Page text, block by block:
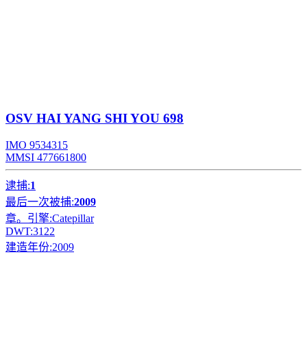
OSV HAI YANG SHI YOU 698
IMO 9534315
MMSI 477661800
逮捕:1
最后一次被捕:2009
章。引擎:Catepillar
DWT:3122
建造年份:2009